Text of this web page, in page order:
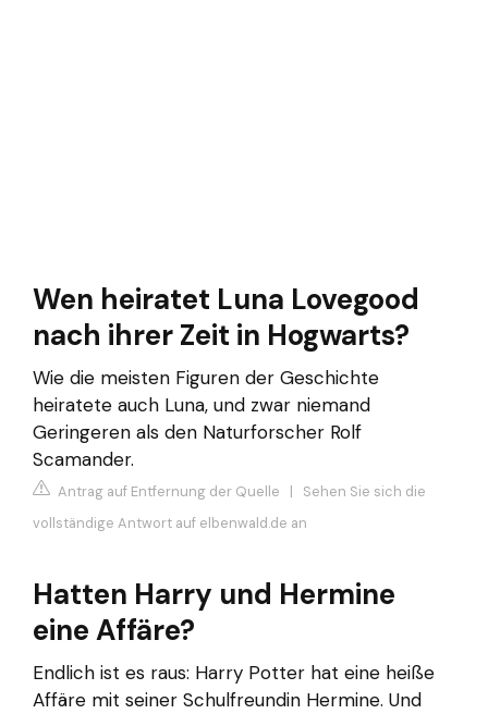
Wen heiratet Luna Lovegood
nach ihrer Zeit in Hogwarts?
Wie die meisten Figuren der Geschichte
heiratete auch Luna, und zwar niemand
Geringeren als den Naturforscher Rolf
Scamander.
Antrag auf Entfernung der Quelle | Sehen Sie sich die
vollständige Antwort auf elbenwald.de an
Hatten Harry und Hermine
eine Affäre?
Endlich ist es raus: Harry Potter hat eine heiße
Affäre mit seiner Schulfreundin Hermine. Und